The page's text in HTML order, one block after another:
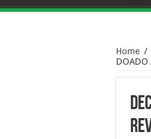
Home /
DOADO